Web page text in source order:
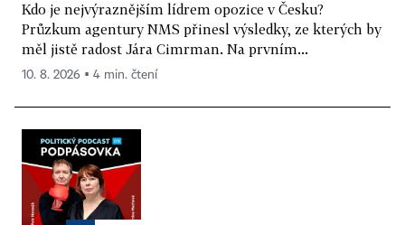
Kdo je nejvýraznějším lídrem opozice v Česku?
Průzkum agentury NMS přinesl výsledky, ze kterých by
měl jistě radost Jára Cimrman. Na prvním...
10. 8. 2026 ▪ 4 min. čtení